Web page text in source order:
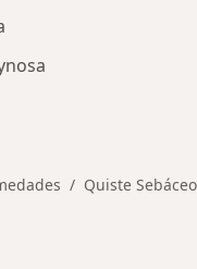
Quiste Sebáceo